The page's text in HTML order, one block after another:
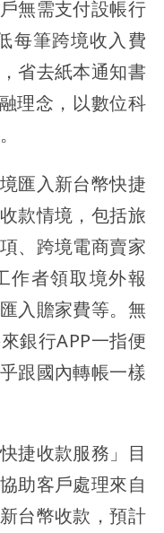
無需支付設帳行
每筆跨境收入費
省去紙本通知書
理念，以數位科
匯入新台幣快捷
款情境，包括旅
、跨境電商賣家
作者領取境外報
入贍家費等。無
銀行APP一指便
跟國內轉帳一樣
捷收款服務」目
助客戶處理來自
台幣收款，預計